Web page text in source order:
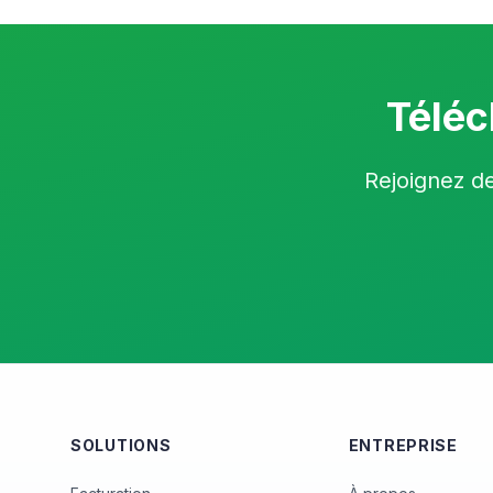
Rejoignez
SOLUTIONS ENTREPRISE